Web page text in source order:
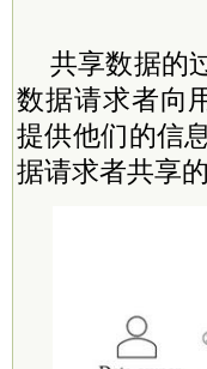
共享数据的
数据请求者向
提供他们的信
据请求者共享